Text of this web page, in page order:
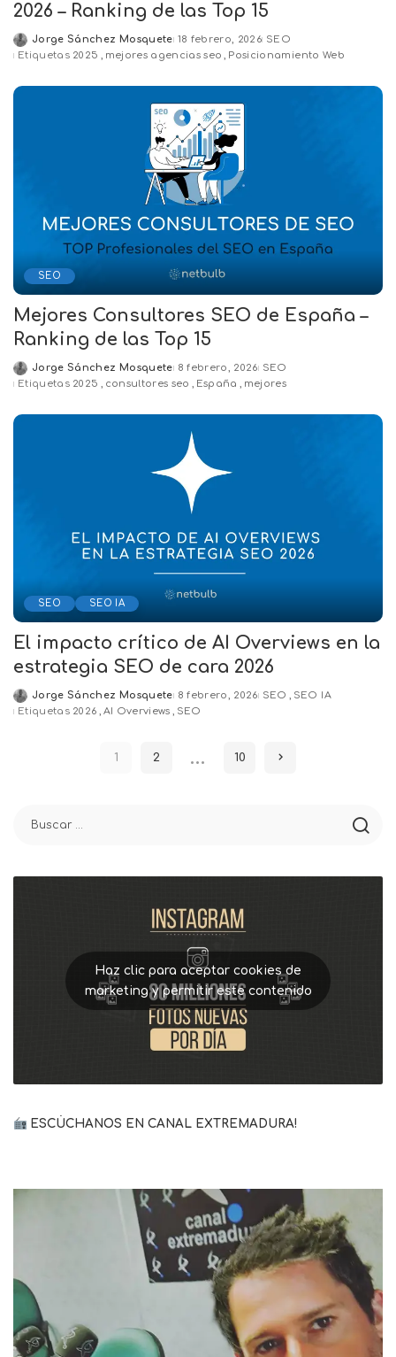
2026 – Ranking de las Top 15
Posted
by
Jorge Sánchez Mosquete 18 febrero, 2026 SEO
Etiquetas 2025 mejores agencias seo Posicionamiento Web
SEO
Mejores Consultores SEO de España –
Ranking de las Top 15
Posted
by
Jorge Sánchez Mosquete 8 febrero, 2026 SEO
Etiquetas 2025 consultores seo España mejores
SEO SEO IA
El impacto crítico de AI Overviews en la
estrategia SEO de cara 2026
Posted
by
Jorge Sánchez Mosquete 8 febrero, 2026 SEO
SEO IA
Etiquetas 2026 AI Overviews SEO
1 2 … 10
Haz clic para aceptar cookies de
marketing y permitir este contenido
ESCÚCHANOS EN CANAL EXTREMADURA!